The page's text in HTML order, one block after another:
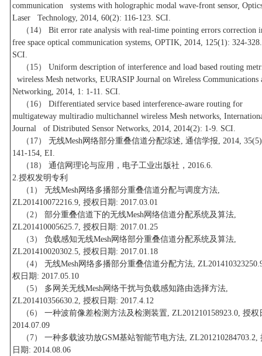
communication systems with holographic modal wave-front sensor,
Laser Technology, 2014, 60(2): 116-123. SCI.
（14） Bit error rate analysis with real-time pointing errors
free space optical communication systems, OPTIK, 2014, 125(1): 324-
SCI.
（15） Uniform description of interference and load based routing
wireless Mesh networks, EURASIP Journal on Wireless
Networking, 2014, 1: 1-11. SCI.
（16） Differentiated service based interference-aware routing for
multigateway multiradio multichannel wireless Mesh networks,
Journal of Distributed Sensor Networks, 2014, 2014(2): 1-9. SCI.
（17） 无线Mesh网络部分重叠信道分配综述, 通信学报, 2014,
141-154, EI.
（18） 通信网理论与应用，电子工业出版社，2016.6.
2.授权发明专利
（1） 无线Mesh网络多播部分重叠信道分配与调度方法,
ZL201410072216.9, 授权日期: 2017.03.01
（2） 部分重叠信道下的无线Mesh网络信道分配系统及算法,
ZL201410005625.7, 授权日期: 2017.01.25
（3） 负载感知无线Mesh网络部分重叠信道分配系统及算法,
ZL201410020302.5, 授权日期: 2017.01.18
（4） 无线Mesh网络多播部分重叠信道分配方法,
权日期: 2017.05.10
（5） 多网关无线Mesh网络干扰与负载感知路由选择方法,
ZL201410356630.2, 授权日期: 2017.4.12
（6） 一种波前像差检测方法及检测装置, ZL201210158923.0, 授权
2014.07.09
（7） 一种多载波功放GSM基站智能节电方法, ZL201210284703.2,
日期: 2014.08.06